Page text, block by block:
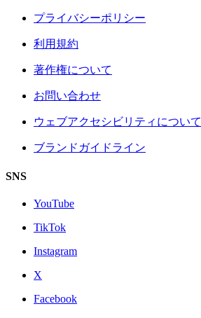
プライバシーポリシー
利用規約
著作権について
お問い合わせ
ウェブアクセシビリティについて
ブランドガイドライン
SNS
YouTube
TikTok
Instagram
X
Facebook